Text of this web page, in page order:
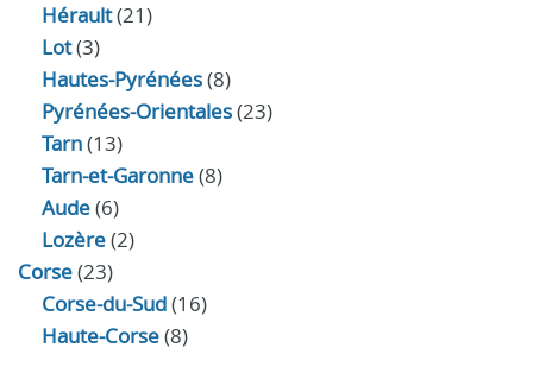
Hérault(21)
Lot(3)
Hautes-Pyrénées(8)
Pyrénées-Orientales(23)
Tarn(13)
Tarn-et-Garonne(8)
Aude(6)
Lozère(2)
Corse(23)
Corse-du-Sud(16)
Haute-Corse(8)